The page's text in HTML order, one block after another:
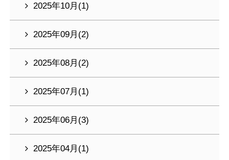
2025年10月(1)
2025年09月(2)
2025年08月(2)
2025年07月(1)
2025年06月(3)
2025年04月(1)